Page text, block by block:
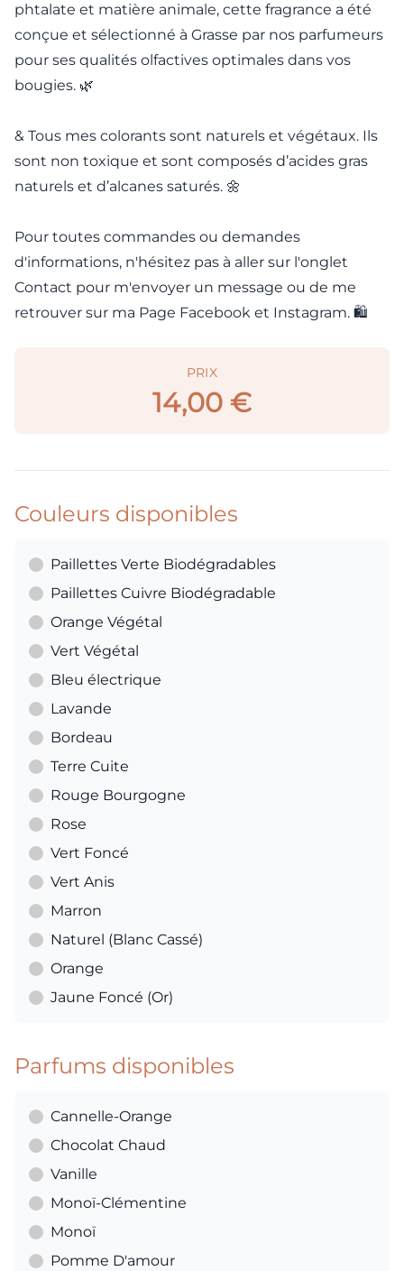
phtalate et matière animale, cette fragrance a été
conçue et sélectionné à Grasse par nos parfumeurs
pour ses qualités olfactives optimales dans vos
bougies. 🌿
& Tous mes colorants sont naturels et végétaux. Ils
sont non toxique et sont composés d’acides gras
naturels et d’alcanes saturés. 🌼
Pour toutes commandes ou demandes
d'informations, n'hésitez pas à aller sur l'onglet
Contact pour m'envoyer un message ou de me
retrouver sur ma Page Facebook et Instagram. 🛍️
PRIX
14,00 €
Couleurs disponibles
Paillettes Verte Biodégradables
Paillettes Cuivre Biodégradable
Orange Végétal
Vert Végétal
Bleu électrique
Lavande
Bordeau
Terre Cuite
Rouge Bourgogne
Rose
Vert Foncé
Vert Anis
Marron
Naturel (Blanc Cassé)
Orange
Jaune Foncé (Or)
Parfums disponibles
Cannelle-Orange
Chocolat Chaud
Vanille
Monoï-Clémentine
Monoï
Pomme D'amour